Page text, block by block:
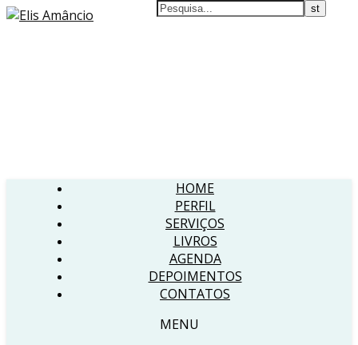
HOME
PERFIL
SERVIÇOS
LIVROS
AGENDA
DEPOIMENTOS
CONTATOS
MENU